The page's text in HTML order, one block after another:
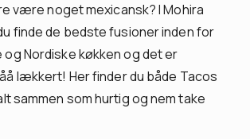
være noget mexicansk? I Mohira
finde de bedste fusioner inden for
Nordiske køkken og det er
lækkert! Her finder du både Tacos
sammen som hurtig og nem take